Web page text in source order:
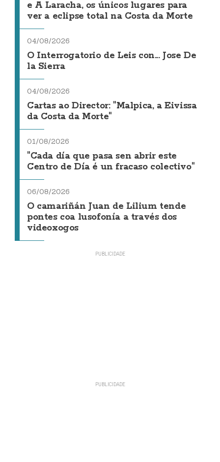
e A Laracha, os únicos lugares para
ver a eclipse total na Costa da Morte
04/08/2026
O Interrogatorio de Leis con... Jose De
la Sierra
04/08/2026
Cartas ao Director: "Malpica, a Eivissa
da Costa da Morte"
01/08/2026
"Cada día que pasa sen abrir este
Centro de Día é un fracaso colectivo"
06/08/2026
O camariñán Juan de Lilium tende
pontes coa lusofonía a través dos
videoxogos